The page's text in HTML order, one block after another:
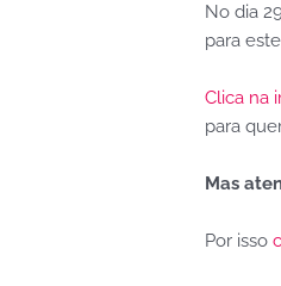
No dia
para
Clica na
para
Mas
Por isso